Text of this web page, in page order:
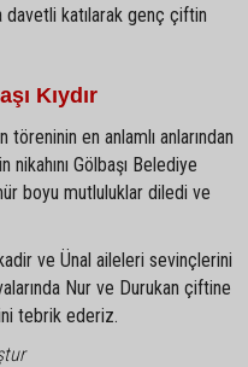
davetli katılarak genç çiftin
Kıydır
en anlamlı anlarından
Gölbaşı Belediye
boyu mutluluklar diledi ve
ve Ünal aileleri sevinçlerini
Nur ve Durukan çiftine
tebrik ederiz.